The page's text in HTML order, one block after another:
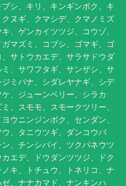
シ、キリ、キンギンボク、キ
ヌギ、クマシデ、クマノミズ
、ゲンカイツツジ、コウゾ、
マズミ、コブシ、ゴマギ、ゴ
サトウカエデ、サラサドウダ
、サワフタギ、サンザシ、サ
ミバナ、シダレヤナギ、シデ
、ジューンベリー、シラカ
、スモモ、スモークツリー、
ウニンジンボク、センダン、
、タニウツギ、ダンコウバ
、チンシバイ、ツクバネウツ
エデ、ドウダンツツジ、ドク
キ、トチュウ、トネリコ、ナ
、ナナカマド、ナンキンハ